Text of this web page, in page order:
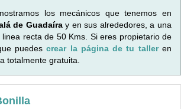
los mecánicos que tenemos en
de Guadaíray en sus alrededores, a una
recta de 50 Kms. Si eres propietario de
puedescrear la página de tu talleren
totalmente gratuita.